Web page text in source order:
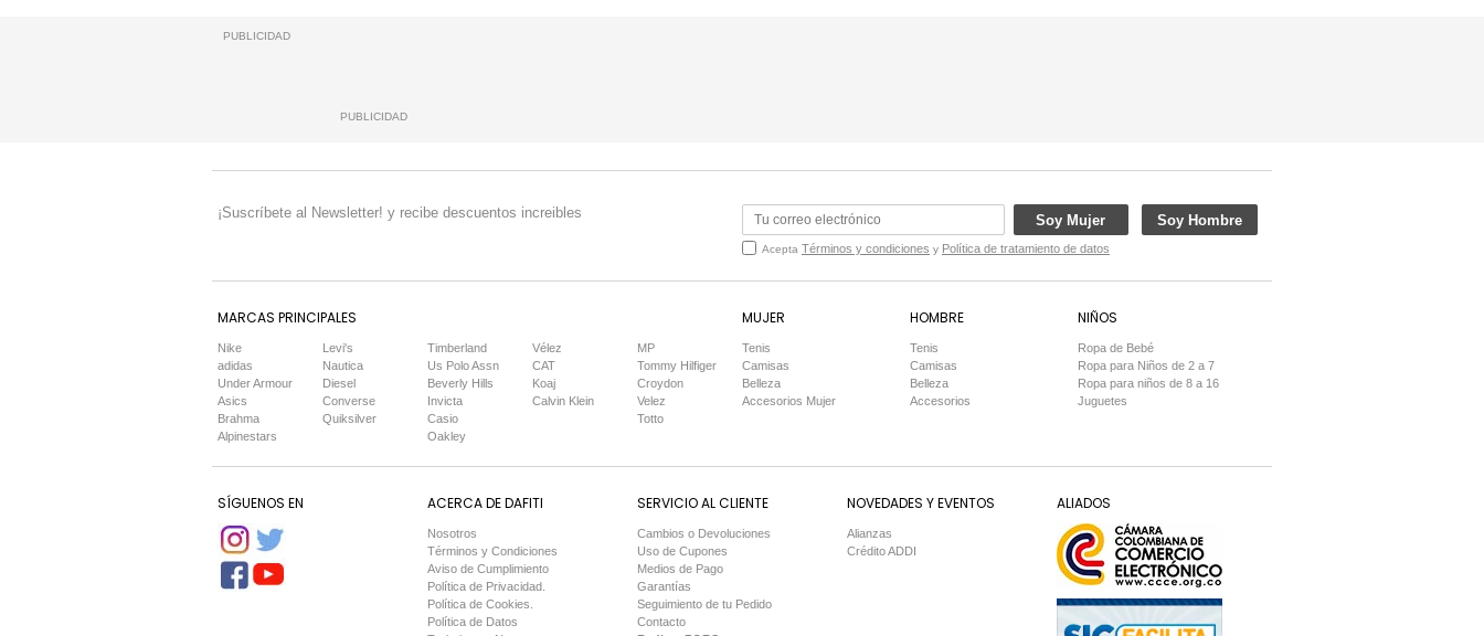
PUBLICIDAD
PUBLICIDAD
¡Suscríbete al Newsletter! y recibe descuentos increibles Soy Mujer Soy Hombre
Acepta Términos y condiciones y Política de tratamiento de datos
MARCAS PRINCIPALES
Nike
adidas
Under Armour
Asics
Brahma
Alpinestars
Levi's
Nautica
Diesel
Converse
Quiksilver
Timberland
Us Polo Assn
Beverly Hills
Invicta
Casio
Oakley
Vélez
CAT
Koaj
Calvin Klein
MP
Tommy Hilfiger
Croydon
Velez
Totto
MUJER
Tenis
Camisas
Belleza
Accesorios Mujer
HOMBRE
Tenis
Camisas
Belleza
Accesorios
NIÑOS
Ropa de Bebé
Ropa para Niños de 2 a 7
Ropa para niños de 8 a 16
Juguetes
SÍGUENOS EN ACERCA DE DAFITI
Nosotros
Términos y Condiciones
Aviso de Cumplimiento
Política de Privacidad.
Política de Cookies.
Política de Datos
SERVICIO AL CLIENTE
Cambios o Devoluciones
Uso de Cupones
Medios de Pago
Garantías
Seguimiento de tu Pedido
Contacto
NOVEDADES Y EVENTOS
Alianzas
Crédito ADDI
ALIADOS